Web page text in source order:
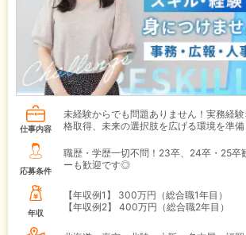
仕事内容
未経験からでも問題ありません！実務経
格取得、未来の選択肢を広げる環境を準備
応募条件
職歴・学歴一切不問！23卒、24卒・25卒
ーも歓迎です◎
年収
【年収例1】
300万円（総合職1年目）
【年収例2】
400万円（総合職2年目）